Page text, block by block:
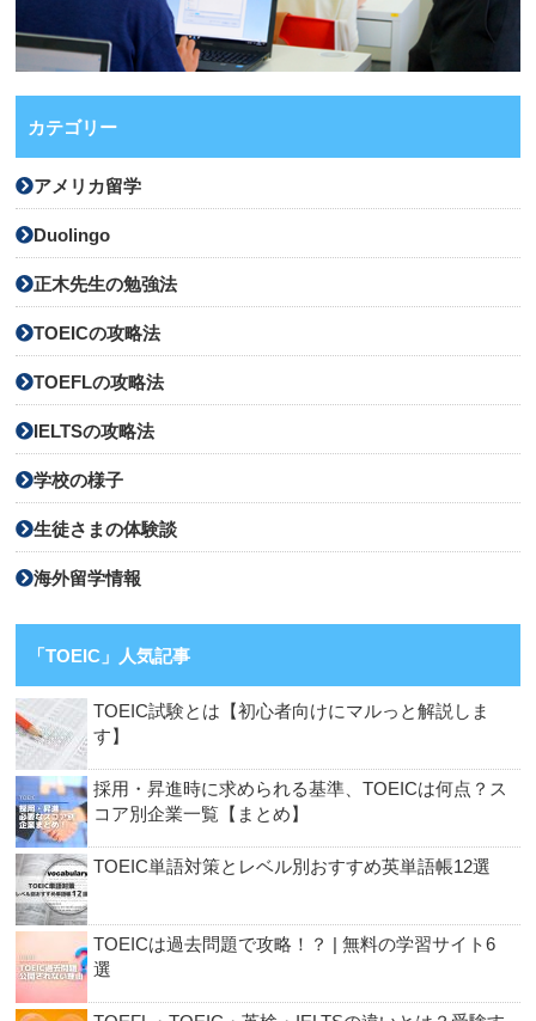
カテゴリー
アメリカ留学
Duolingo
正木先生の勉強法
TOEICの攻略法
TOEFLの攻略法
IELTSの攻略法
学校の様子
生徒さまの体験談
海外留学情報
「TOEIC」人気記事
TOEIC試験とは【初心者向けにマルっと解説しま
す】
採用・昇進時に求められる基準、TOEICは何点？ス
コア別企業一覧【まとめ】
TOEIC単語対策とレベル別おすすめ英単語帳12選
TOEICは過去問題で攻略！？ | 無料の学習サイト6
選